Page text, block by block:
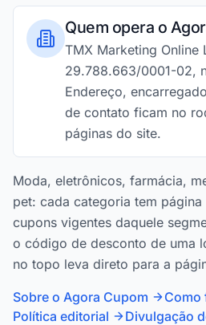
Quem opera o
TMX Marketing Online
29.788.663/0001-02,
Endereço,
de contato ficam no
páginas do site.
Moda, eletrônicos, farmácia,
pet: cada categoria tem
cupons vigentes daquele
o código de desconto de uma
no topo leva direto para a
Sobre o Agora Cupom
Como
Política editorial
Divulgação